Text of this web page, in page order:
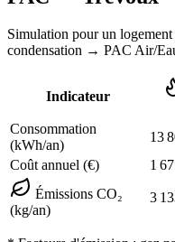
Simulation pour un logement
condensation → PAC Air/
Indicateur
Consommation
(kWh/an)
13
Coût annuel (€)
1
Émissions CO₂
(kg/an)
3